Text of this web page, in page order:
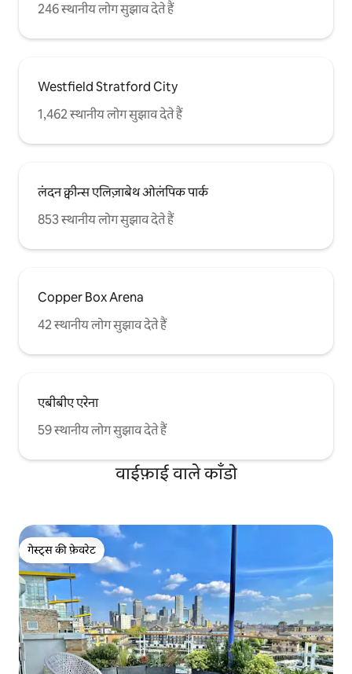
246 स्थानीय लोग सुझाव देते हैं
Westfield Stratford City
1,462 स्थानीय लोग सुझाव देते हैं
लंदन क्वीन्स एलिज़ाबेथ ओलंपिक पार्क
853 स्थानीय लोग सुझाव देते हैं
Copper Box Arena
42 स्थानीय लोग सुझाव देते हैं
एबीबीए एरेना
59 स्थानीय लोग सुझाव देते हैं
वाईफ़ाई वाले काँडो
गेस्ट्स की फ़ेवरेट
गेस्ट्स की फ़ेवरेट